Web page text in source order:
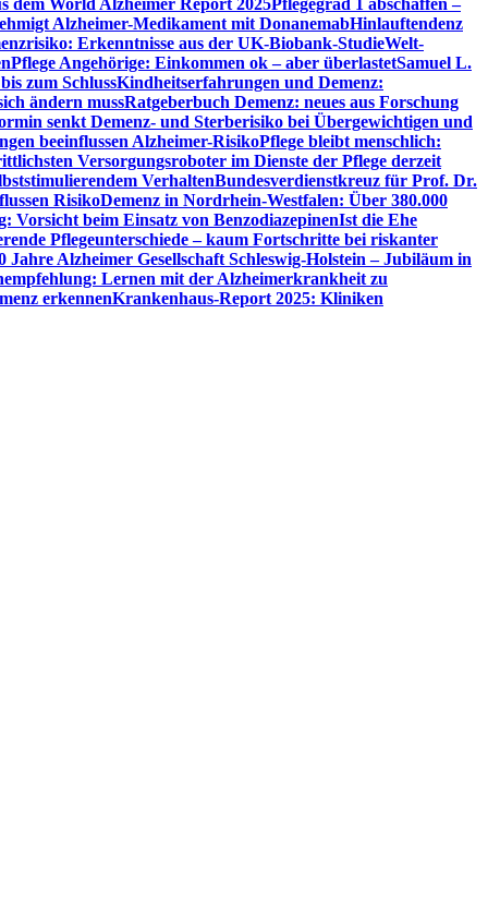
dem World Alzheimer Report 2025Pflegegrad 1 abschaffen –
Alzheimer-Medikament mit DonanemabHinlauftendenz
Erkenntnisse aus der UK-Biobank-StudieWelt-
Pflege Angehörige: Einkommen ok – aber überlastetSamuel L.
zum SchlussKindheitserfahrungen und Demenz:
ändern mussRatgeberbuch Demenz: neues aus Forschung
senkt Demenz- und Sterberisiko bei Übergewichtigen und
beeinflussen Alzheimer-RisikoPflege bleibt menschlich:
Versorgungsroboter im Dienste der Pflege derzeit
VerhaltenBundesverdienstkreuz für Prof. Dr.
RisikoDemenz in Nordrhein-Westfalen: Über 380.000
Vorsicht beim Einsatz von BenzodiazepinenIst die Ehe
Pflegeunterschiede – kaum Fortschritte bei riskanter
Jahre Alzheimer Gesellschaft Schleswig-Holstein – Jubiläum in
Lernen mit der Alzheimerkrankheit zu
erkennenKrankenhaus-Report 2025: Kliniken